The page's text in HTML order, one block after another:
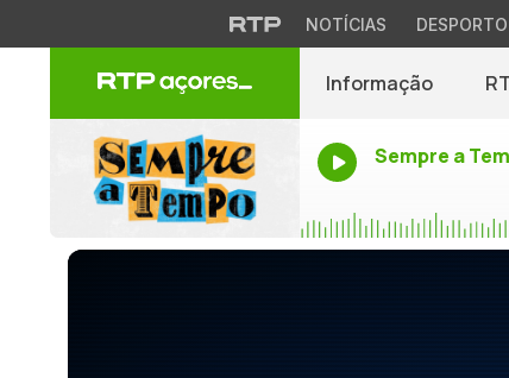
NOTÍCIAS DESPORTO
Informação
Sempre a